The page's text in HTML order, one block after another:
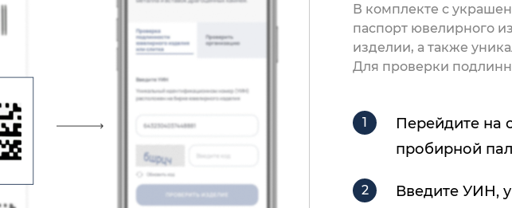
В комплекте с
паспорт ювелирного
изделии, а также
Для проверки
Перейдите на
пробирной
Введите УИН,